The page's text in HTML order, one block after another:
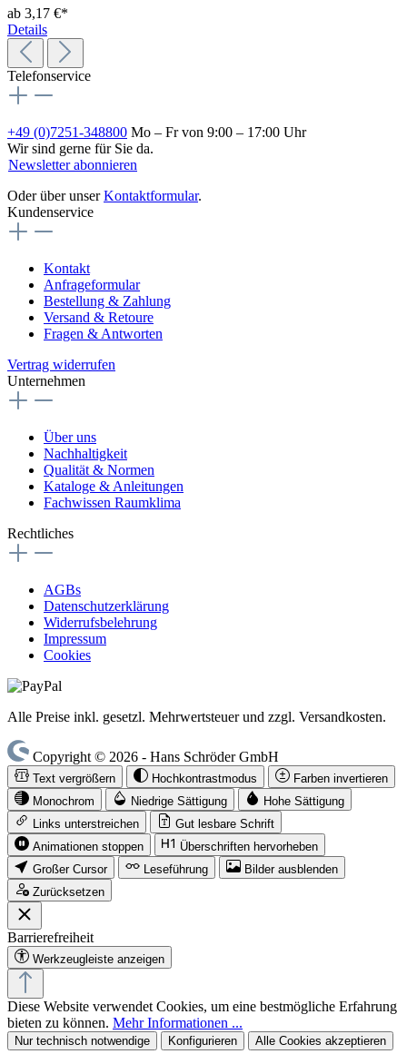
ab 3,17 €*
Details
Telefonservice
+49 (0)7251-348800 Mo – Fr von 9:00 – 17:00 Uhr
Wir sind gerne für Sie da.
Newsletter abonnieren
Oder über unserKontaktformular.
Kundenservice
Kontakt
Anfrageformular
Bestellung & Zahlung
Versand & Retoure
Fragen & Antworten
Vertrag widerrufen
Unternehmen
Über uns
Nachhaltigkeit
Qualität & Normen
Kataloge & Anleitungen
Fachwissen Raumklima
Rechtliches
AGBs
Datenschutzerklärung
Widerrufsbelehrung
Impressum
Cookies
Alle Preise inkl. gesetzl. Mehrwertsteuer und zzgl. Versandkosten.
Copyright © 2026 - Hans Schröder GmbH
Text vergrößern Hochkontrastmodus
Farben invertieren
Monochrom
Niedrige Sättigung
Hohe Sättigung
Links unterstreichen
Gut lesbare Schrift
Animationen stoppen
Überschriften hervorheben
Großer Cursor
Leseführung
Bilder ausblenden
Zurücksetzen
Barrierefreiheit
Werkzeugleiste anzeigen
Diese Website verwendet Cookies, um eine bestmögliche Erfahrung
bieten zu können. Mehr Informationen ...
Nur technisch notwendige Konfigurieren Alle Cookies akzeptieren